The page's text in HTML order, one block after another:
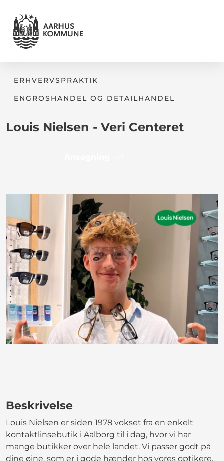
ERHVERVSPRAKTIK
ENGROSHANDEL OG DETAILHANDEL
Louis Nielsen - Veri Centeret
Beskrivelse
Louis Nielsen er siden 1978 vokset fra en enkelt
kontaktlinsebutik i Aalborg til i dag, hvor vi har
mange butikker over hele landet. Vi passer godt på
dine øjne, som er i gode hænder hos vores optikere,